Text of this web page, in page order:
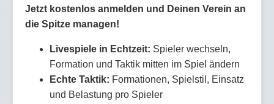
Jetzt kostenlos anmelden und Deinen Verein an
die Spitze managen!
Livespiele in Echtzeit: Spieler wechseln,
Formation und Taktik mitten im Spiel ändern
Echte Taktik: Formationen, Spielstil, Einsatz
und Belastung pro Spieler